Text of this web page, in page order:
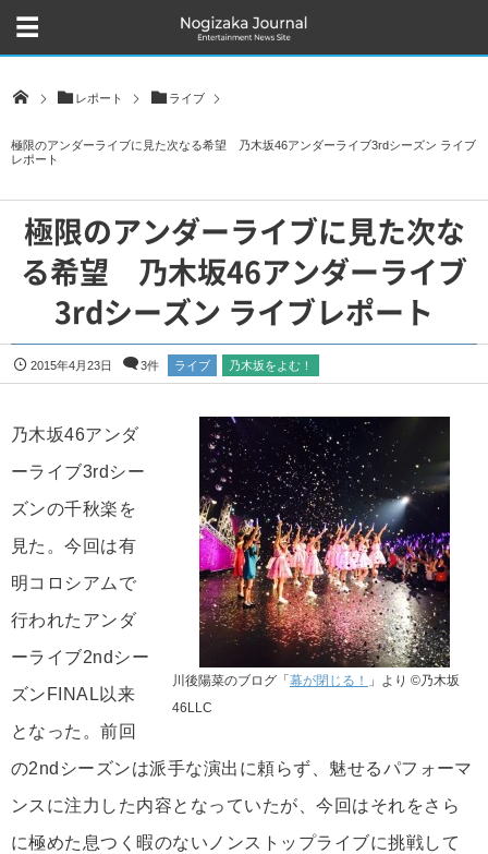
レポート ライブ
極限のアンダーライブに見た次なる希望 乃木坂46アンダーライブ3rdシーズン ライブ
レポート
極限のアンダーライブに見た次な
る希望 乃木坂46アンダーライブ
3rdシーズン ライブレポート
2015年4月23日 3件 ライブ 乃木坂をよむ！
川後陽菜のブログ「 幕が閉じる！
」より ©乃木坂
46LLC
乃木坂46アンダ
ーライブ3rdシー
ズンの千秋楽を
見た。今回は有
明コロシアムで
行われたアンダ
ーライブ2ndシー
ズンFINAL以来
となった。前回
の2ndシーズンは派手な演出に頼らず、魅せるパフォーマ
ンスに注力した内容となっていたが、今回はそれをさら
に極めた息つく暇のないノンストップライブに挑戦して